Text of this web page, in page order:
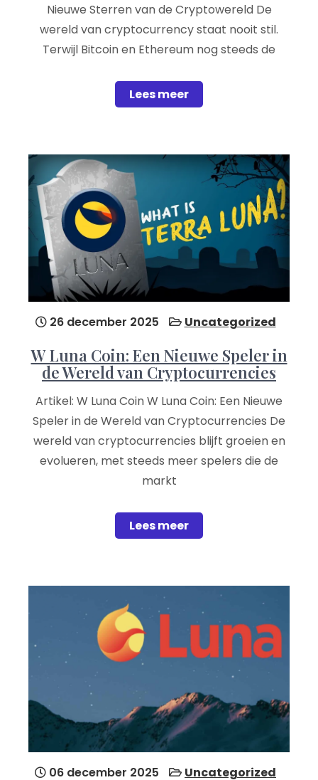
Nieuwe Sterren van de Cryptowereld De
wereld van cryptocurrency staat nooit stil.
Terwijl Bitcoin en Ethereum nog steeds de
Lees meer
26 december 2025 Uncategorized
W Luna Coin: Een Nieuwe Speler in
de Wereld van Cryptocurrencies
Artikel: W Luna Coin W Luna Coin: Een Nieuwe
Speler in de Wereld van Cryptocurrencies De
wereld van cryptocurrencies blijft groeien en
evolueren, met steeds meer spelers die de
markt
Lees meer
06 december 2025 Uncategorized